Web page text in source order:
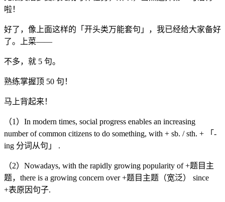
啦！
好了，像上面这样的「开头类万能套句」，我已经给大家备好
了。上菜——
不多，就 5 句。
熟练掌握顶 50 句！
马上背起来！
（1）In modern times, social progress enables an increasing
number of common citizens to do something, with + sb. / sth. + 「-
ing 分词从句」 .
（2）Nowadays, with the rapidly growing popularity of +题目主
题，there is a growing concern over +题目主题（宽泛） since
+表原因句子.